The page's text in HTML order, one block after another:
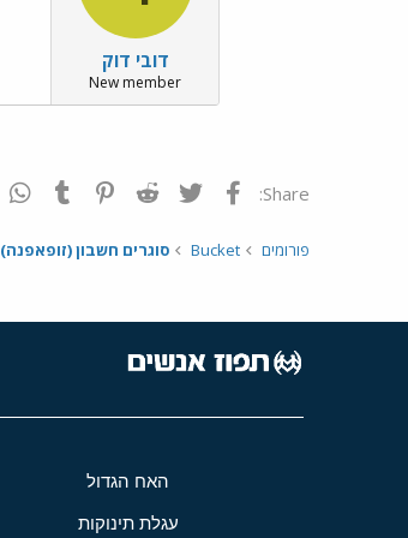
דובי דוק
New member
Share: פייסבוק Twitter
Reddit
Pinterest
Tumblr
פורומים Bucket סוגרים חשבון (זופאפנה)
האח הגדול
עגלת תינוקות